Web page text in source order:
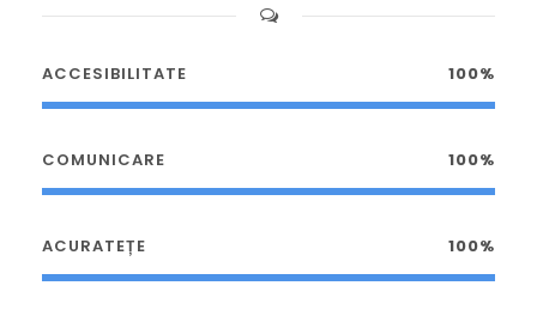
ACCESIBILITATE 100%
COMUNICARE 100%
ACURATEȚE 100%